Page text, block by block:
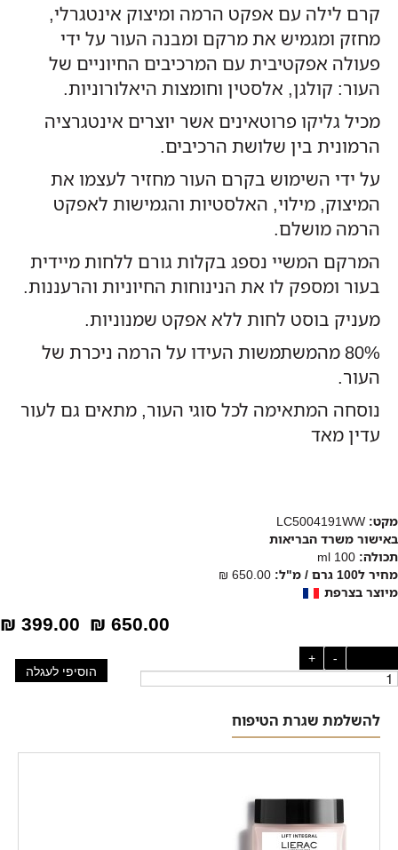
קרם לילה עם אפקט הרמה ומיצוק אינטגרלי,
מחזק ומגמיש את מרקם ומבנה העור על ידי
פעולה אפקטיבית עם המרכיבים החיוניים של
העור: קולגן, אלסטין וחומצות היאלורוניות.
מכיל גליקו פרוטאינים אשר יוצרים אינטגרציה
הרמונית בין שלושת הרכיבים.
על ידי השימוש בקרם העור מחזיר לעצמו את
המיצוק, מילוי, האלסטיות והגמישות לאפקט
הרמה מושלם.
המרקם המשיי נספג בקלות גורם ללחות מיידית
בעור ומספק לו את הנינוחות החיוניות והרעננות.
מעניק בוסט לחות ללא אפקט שמנוניות.
80% מהמשתמשות העידו על הרמה ניכרת של
העור.
נוסחה המתאימה לכל סוגי העור, מתאים גם לעור
עדין מאד
מקט: LC5004191WW
באישור משרד הבריאות
תכולה: 100 ml
מחיר ל100 גרם / מ"ל:
650.00 ₪
מיוצר בצרפת
650.00 ₪
399.00 ₪
-
+
הוסיפי לעגלה
להשלמת שגרת הטיפוח